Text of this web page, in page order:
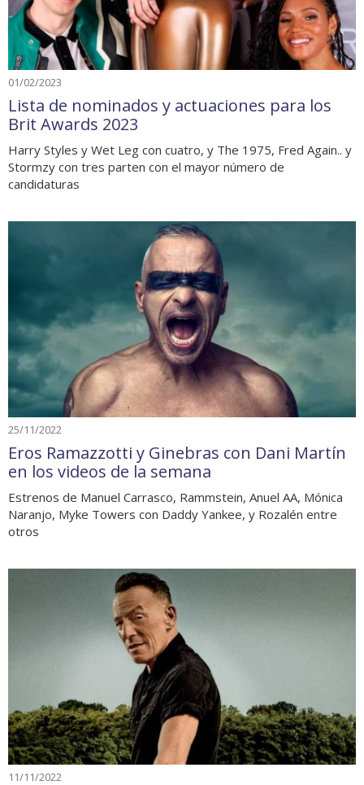
01/02/2023
Lista de nominados y actuaciones para los
Brit Awards 2023
Harry Styles y Wet Leg con cuatro, y The 1975, Fred Again.. y
Stormzy con tres parten con el mayor número de
candidaturas
25/11/2022
Eros Ramazzotti y Ginebras con Dani Martín
en los videos de la semana
Estrenos de Manuel Carrasco, Rammstein, Anuel AA, Mónica
Naranjo, Myke Towers con Daddy Yankee, y Rozalén entre
otros
11/11/2022